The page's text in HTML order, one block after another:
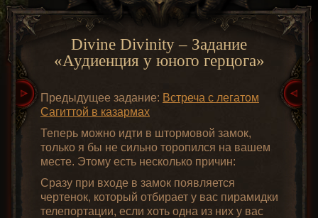
Divine Divinity – Задание
«Аудиенция у юного герцога»
Предыдущее задание: Встреча с легатом
Сагиттой в казармах
Теперь можно идти в штормовой замок,
только я бы не сильно торопился на вашем
месте. Этому есть несколько причин:
Сразу при входе в замок появляется
чертенок, который отбирает у вас пирамидки
телепортации, если хоть одна из них у вас